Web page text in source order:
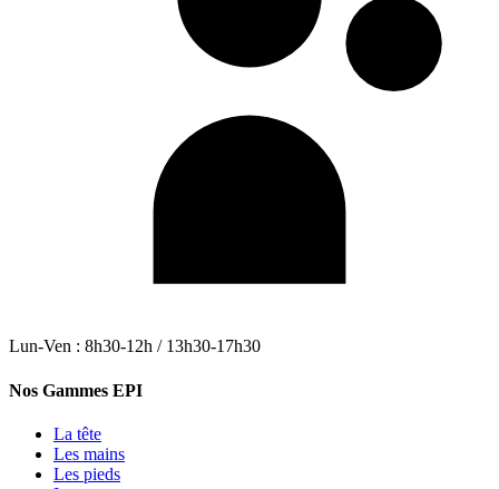
Lun-Ven : 8h30-12h / 13h30-17h30
Nos Gammes EPI
La tête
Les mains
Les pieds